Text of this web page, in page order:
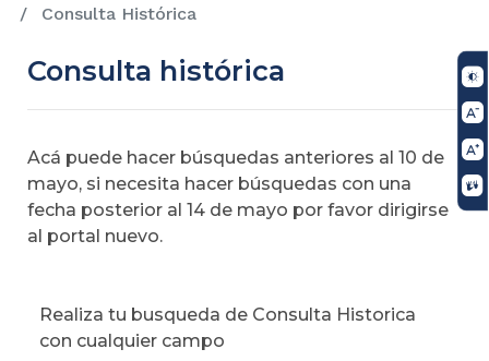
Consulta Histórica
Consulta histórica
Acá puede hacer búsquedas anteriores al 10 de
mayo, si necesita hacer búsquedas con una
fecha posterior al 14 de mayo por favor dirigirse
al portal nuevo.
Realiza tu busqueda de Consulta Historica
con cualquier campo